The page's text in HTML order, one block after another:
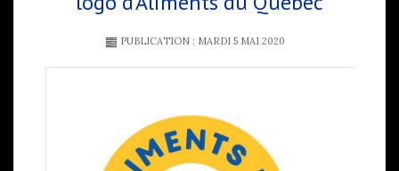
PUBLICATION : MARDI 5 MAI 2020